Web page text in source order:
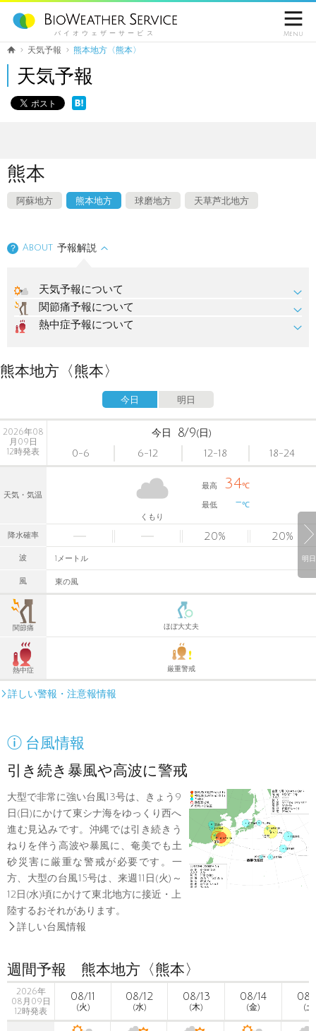
バイオウェザーサービス

Menu
天気予報 熊本地方〈熊本〉
天気予報
熊本
阿蘇地方 熊本地方 球磨地方 天草芦北地方
？ About 予報解説
天気予報について
関節痛予報について
熱中症予報について
熊本地方〈熊本〉
今日 明日
明日
2026年08
月09日
12時発表
今日 8/9(日)
0-6
6-12 12-18 18-24
天気・気温
くもり
最高 34℃
最低 -℃
降水確率 20% 20%
波 1メートル
風 東の風
関節痛 ほぼ大丈夫
熱中症 厳重警戒
 詳しい警報・注意報情報
 台風情報
引き続き暴風や高波に警戒
大型で非常に強い台風13号は、きょう9
日(日)にかけて東シナ海をゆっくり西へ
進む見込みです。沖縄では引き続きう
ねりを伴う高波や暴風に、奄美でも土
砂災害に厳重な警戒が必要です。一
方、大型の台風15号は、来週11日(火)～
12日(水)頃にかけて東北地方に接近・上
陸するおそれがあります。
 詳しい台風情報
週間予報 熊本地方〈熊本〉
2026年
08月09日
12時発表
08/11
(火)
08/12
(水)
08/13
(木)
08/14
(金)
08/
(土